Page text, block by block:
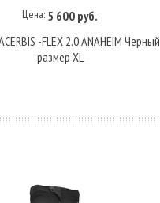
В корзину
Цена: 5 600 руб.
-FLEX 2.0 ANAHEIM Черный
размер XL